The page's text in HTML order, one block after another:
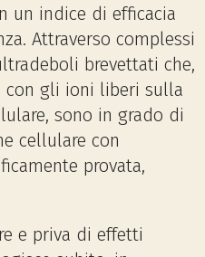
un indice di efficacia
Attraverso complessi
brevettati che,
con gli ioni liberi sulla
sono in grado di
cellulare con
provata,
e priva di effetti